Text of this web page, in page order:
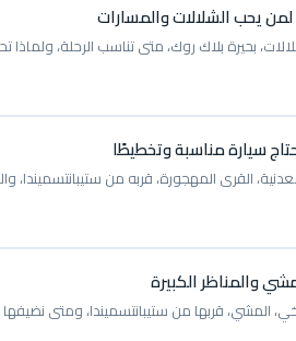
يحب الشلالات والمسارات
بحيرة بلاك روك، متى تناسب الرحلة، ولماذا
سيارة مناسبة وتخطيطًا
القرى المهجورة، قربه من ستيبانتسميندا،
والمناظر الكبيرة
المشي، قربها من ستيبانتسميندا، ومتى نضيفها